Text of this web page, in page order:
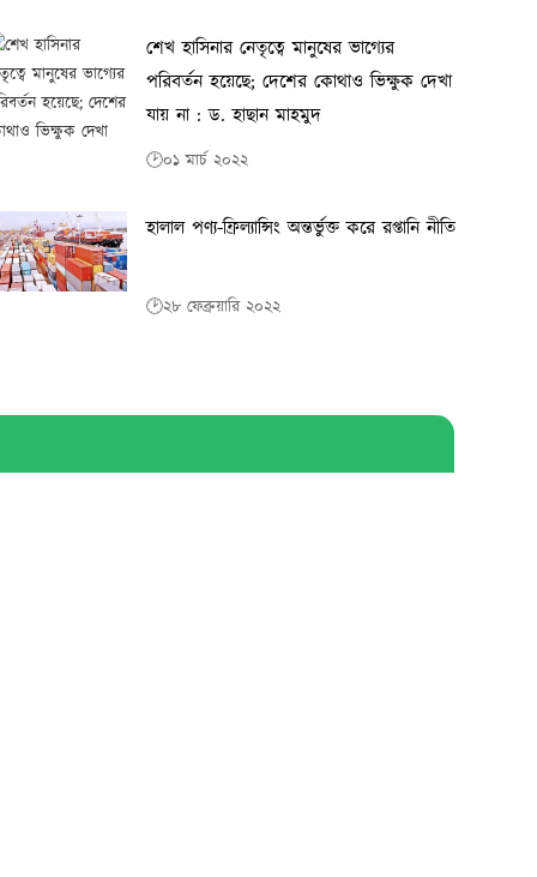
শেখ হাসিনার নেতৃত্বে মানুষের ভাগ্যের
পরিবর্তন হয়েছে; দেশের কোথাও ভিক্ষুক দেখা
যায় না : ড. হাছান মাহমুদ
🕑০১ মার্চ ২০২২
হালাল পণ্য-ফ্রিল্যান্সিং অন্তর্ভুক্ত করে রপ্তানি নীতি
🕑২৮ ফেব্রুয়ারি ২০২২